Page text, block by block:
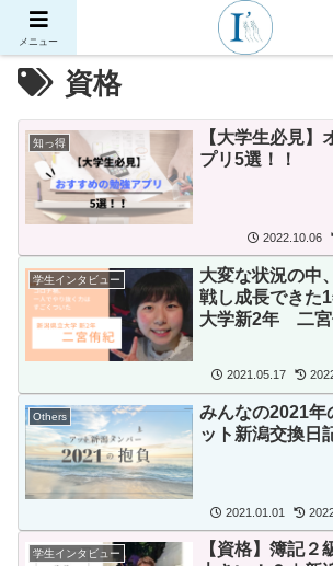
資格
知っ得
【大学生必見】
プリ5選！！
2022.10.06
学生インタビュー
大変な状況の中
戦し成長できた
大学新2年 二宮
2021.05.17
Others
みんなの2021年
ット新潟交換日
2021.01.01
学生インタビュー
【資格】簿記２
メニュー